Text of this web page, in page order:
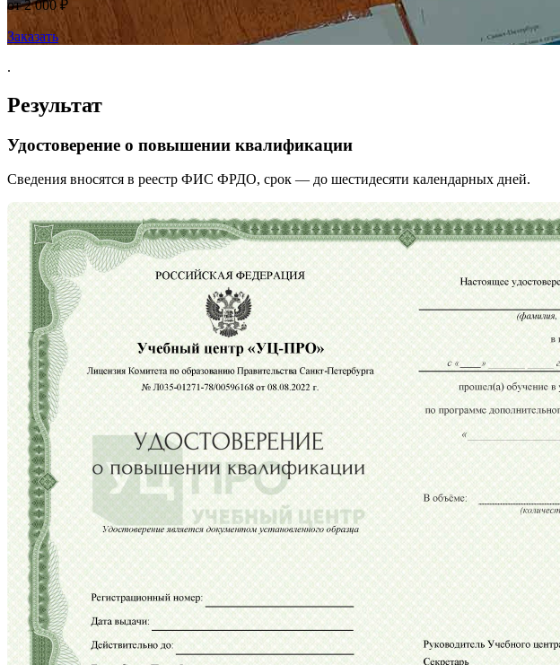
от 2 000 ₽
Заказать
.
Результат
Удостоверение о повышении квалификации
Сведения вносятся в реестр ФИС ФРДО, срок — до шестидесяти календарных дней.